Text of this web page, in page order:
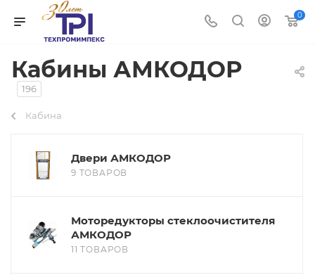
0
Кабины АМКОДОР
196
Кабина
Двери АМКОДОР
9 ТОВАРОВ
Моторедукторы стеклоочистителя
АМКОДОР
11 ТОВАРОВ